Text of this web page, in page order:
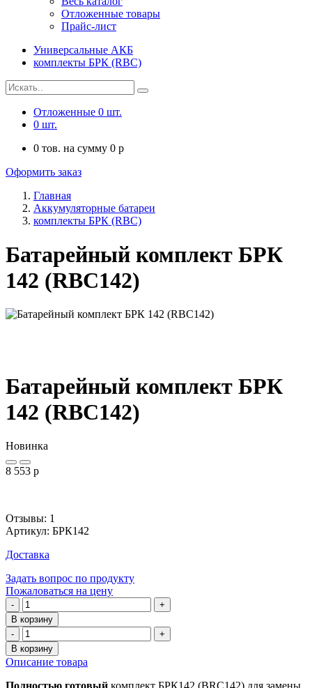
Отложенные товары
Прайс-лист
Универсальные АКБ
комплекты БРК (RBC)
Отложенные 0 шт.
0 шт.
0 тов. на сумму 0 p
Оформить заказ
Главная
Аккумуляторные батареи
комплекты БРК (RBC)
Батарейный комплект БРК
142 (RBC142)
Батарейный комплект БРК
142 (RBC142)
Новинка
8 553 p
Отзывы: 1
Артикул: БРК142
Доставка
Задать вопрос по продукту
Пожаловаться на цену
-
+
В корзину
-
+
В корзину
Описание товара